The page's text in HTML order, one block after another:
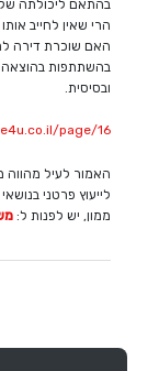
בהתאם ליכולתה
הרי שאין לחייב
האם שוכרת דירה
בהשתתפות בהוצאה
ובסיסית.
page/16/
האמור לעיל מהווה
לייעוץ פרטני
ממון, יש לפנות ל: